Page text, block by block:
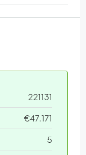
221131
€47.171
5